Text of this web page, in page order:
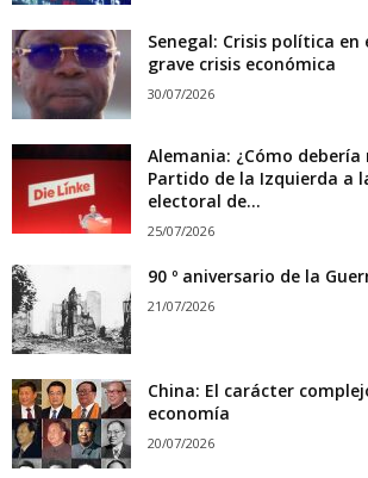
Senegal: Crisis política
grave crisis económica
30/07/2026
Alemania: ¿Cómo debería
Partido de la Izquierda a
electoral de...
25/07/2026
90 º aniversario de la
21/07/2026
China: El carácter
economía
20/07/2026